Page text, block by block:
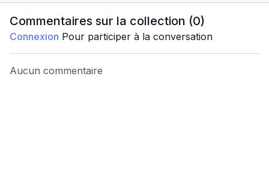
Commentaires sur la collection (0)
Connexion Pour participer à la conversation
Aucun commentaire